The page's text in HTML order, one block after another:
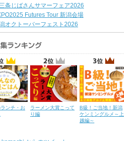
条じばさんサマーフェア2026
Futures Tour 新潟会場
オクトーバーフェスト2026
ンチ・お
ラーメン大賞こって
り編
B級！ご当地！新潟
ケンミングルメ～上
越編～